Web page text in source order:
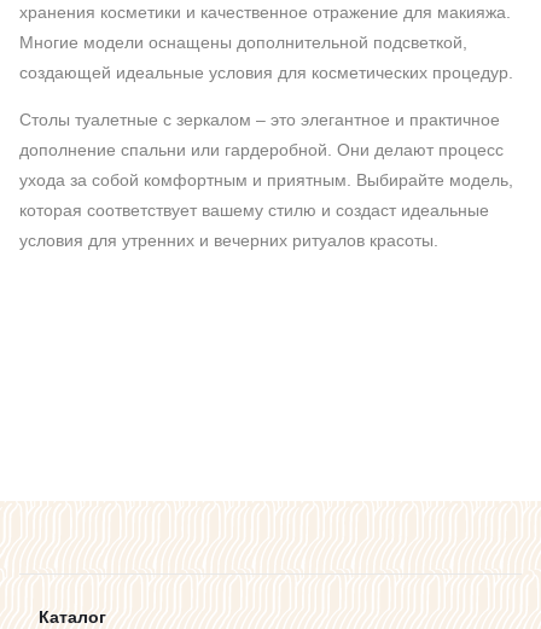
хранения косметики и качественное отражение для макияжа.
Многие модели оснащены дополнительной подсветкой,
создающей идеальные условия для косметических процедур.
Столы туалетные с зеркалом – это элегантное и практичное
дополнение спальни или гардеробной. Они делают процесс
ухода за собой комфортным и приятным. Выбирайте модель,
которая соответствует вашему стилю и создаст идеальные
условия для утренних и вечерних ритуалов красоты.
Каталог